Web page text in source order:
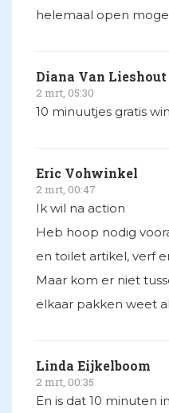
helemaal open
Diana Van Lieshout
2 mrt, 05:30
10 minuutjes gratis
Eric Vohwinkel
2 mrt, 00:47
Ik wil na action
Heb hoop nodig
en toilet artikel, verf
Maar kom er niet
elkaar pakken weet
Linda Eijkelboom
2 mrt, 00:35
En is dat 10 minuten